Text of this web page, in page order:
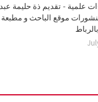
علمية - تقديم ذة حليمة عبد
موقع الباحث و مطبعة